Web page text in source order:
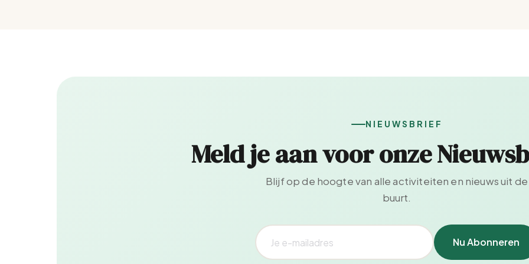
NIEUWSBRIEF
Meld je aan voor onze
Blijf op de hoogte van alle activiteiten en nieuws uit de
buurt.
Nu Abonneren